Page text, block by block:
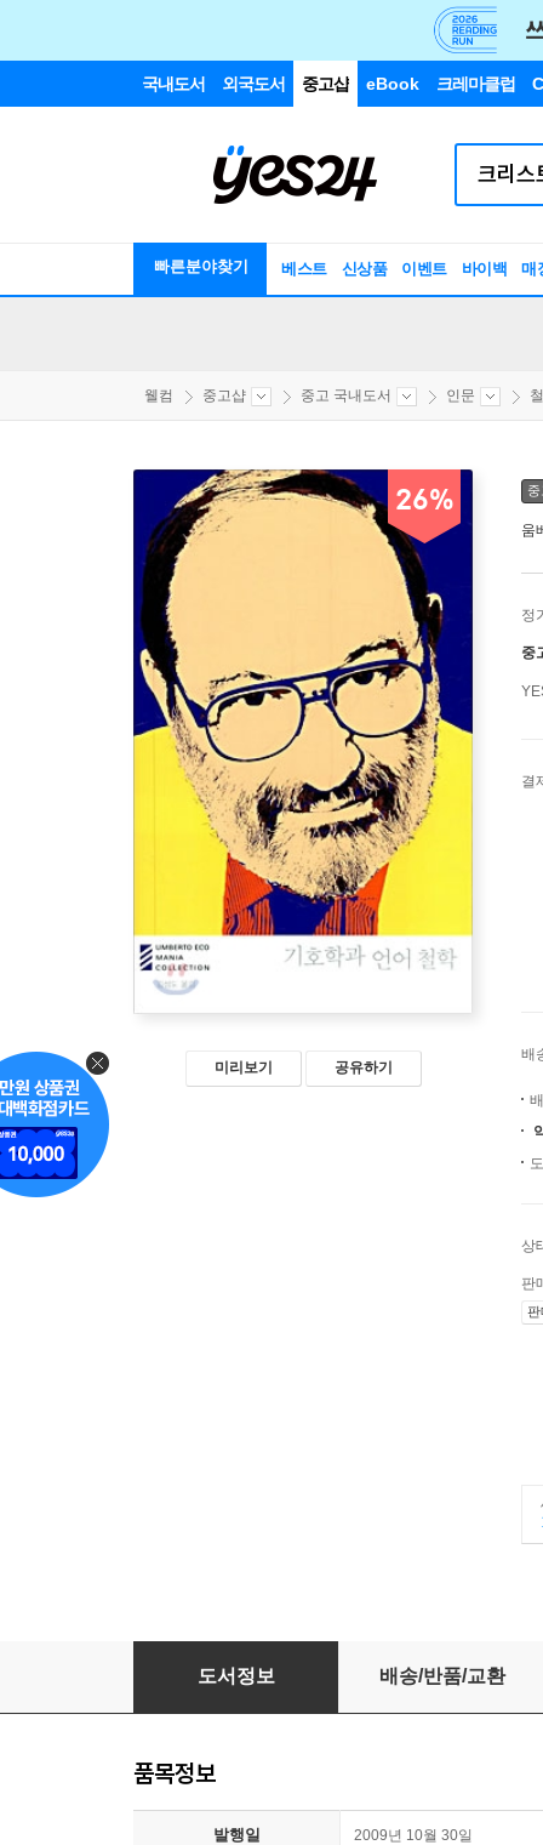
국내도서 외국도서 중고샵 eBook 크레마클럽
빠른분야찾기 베스트 신상품 이벤트 바이백 매
웰컴 중고샵 중고 국내도서 인문
26%
미리보기 공유하기
움
정
중
결
배
상
판
판
기호학과 언어철학
도서정보 배송/반품/교환
품목정보
발행일 2009년 10월 30일